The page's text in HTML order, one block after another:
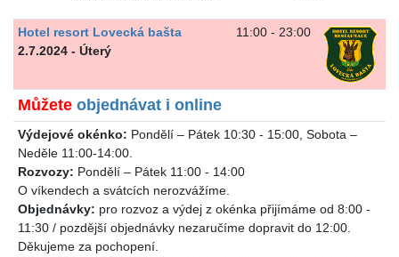
11:00 - 23:00
Hotel resort Lovecká bašta
2.7.2024 - Úterý
Můžete objednávat i online
Výdejové okénko: Pondělí – Pátek 10:30 - 15:00, Sobota –
Neděle 11:00-14:00.
Rozvozy: Pondělí – Pátek 11:00 - 14:00
O víkendech a svátcích nerozvážíme.
Objednávky: pro rozvoz a výdej z okénka přijímáme od 8:00 -
11:30 / pozdější objednávky nezaručíme dopravit do 12:00.
Děkujeme za pochopení.